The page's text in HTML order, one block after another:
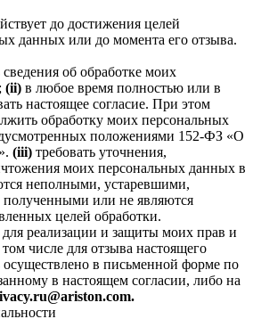
до достижения целей
данных или до момента его отзыва.
сведения об обработке моих
(ii) в любое время полностью или в
настоящее согласие. При этом
обработку моих персональных
положениями 152-ФЗ «О
(iii) требовать уточнения,
моих персональных данных в
неполными, устаревшими,
или не являются
целей обработки.
реализации и защиты моих прав и
числе для отзыва настоящего
осуществлено в письменной форме по
в настоящем согласии, либо на